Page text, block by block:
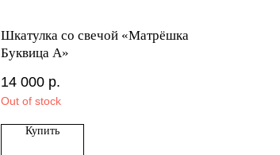
Шкатулка со свечой «Матрёшка
Буквица А»
14 000 р.
Out of stock
Купить